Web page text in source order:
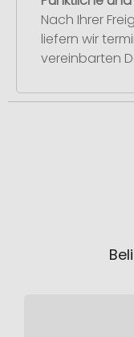
Nach Ihrer
liefern wir
vereinbarten